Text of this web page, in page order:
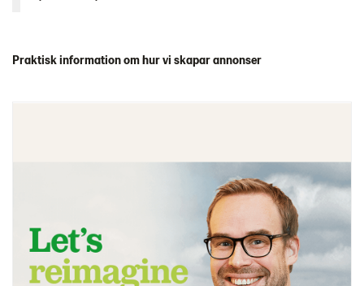
Praktisk information om hur vi skapar annonser